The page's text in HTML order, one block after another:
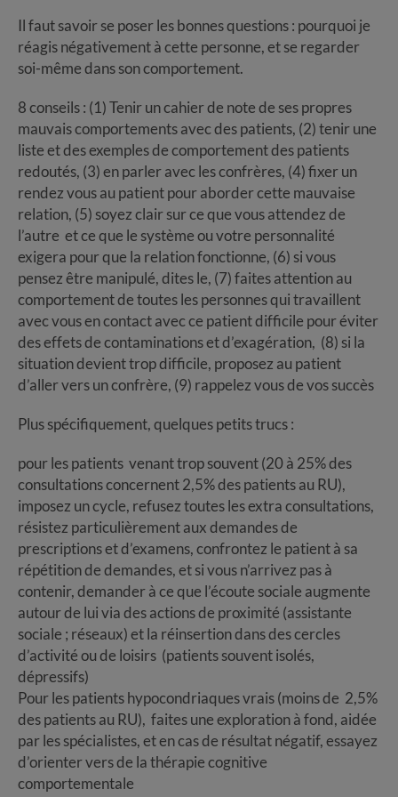
Il faut savoir se poser les bonnes questions : pourquoi je
réagis négativement à cette personne, et se regarder
soi-même dans son comportement.
8 conseils : (1) Tenir un cahier de note de ses propres
mauvais comportements avec des patients, (2) tenir une
liste et des exemples de comportement des patients
redoutés, (3) en parler avec les confrères, (4) fixer un
rendez vous au patient pour aborder cette mauvaise
relation, (5) soyez clair sur ce que vous attendez de
l’autre et ce que le système ou votre personnalité
exigera pour que la relation fonctionne, (6) si vous
pensez être manipulé, dites le, (7) faites attention au
comportement de toutes les personnes qui travaillent
avec vous en contact avec ce patient difficile pour éviter
des effets de contaminations et d’exagération, (8) si la
situation devient trop difficile, proposez au patient
d’aller vers un confrère, (9) rappelez vous de vos succès
Plus spécifiquement, quelques petits trucs :
pour les patients venant trop souvent (20 à 25% des
consultations concernent 2,5% des patients au RU),
imposez un cycle, refusez toutes les extra consultations,
résistez particulièrement aux demandes de
prescriptions et d’examens, confrontez le patient à sa
répétition de demandes, et si vous n’arrivez pas à
contenir, demander à ce que l’écoute sociale augmente
autour de lui via des actions de proximité (assistante
sociale ; réseaux) et la réinsertion dans des cercles
d’activité ou de loisirs (patients souvent isolés,
dépressifs)
Pour les patients hypocondriaques vrais (moins de 2,5%
des patients au RU), faites une exploration à fond, aidée
par les spécialistes, et en cas de résultat négatif, essayez
d’orienter vers de la thérapie cognitive
comportementale